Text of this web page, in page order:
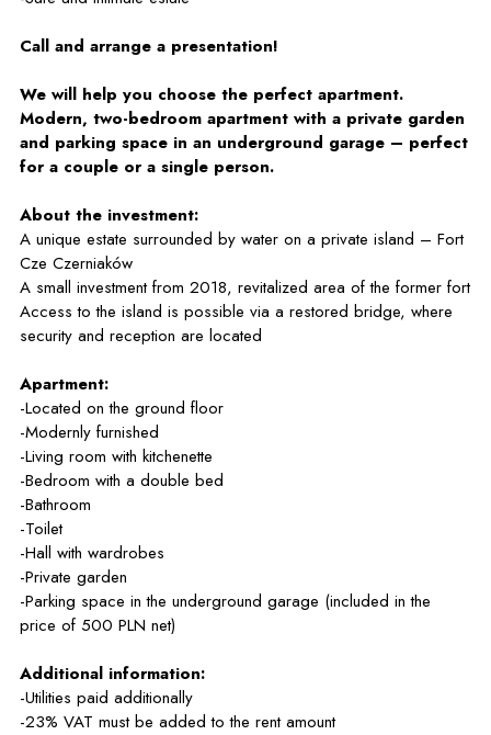
Call and arrange a presentation!
We will help you choose the perfect apartment.
Modern, two-bedroom apartment with a private garden
and parking space in an underground garage – perfect
for a couple or a single person.
About the investment:
A unique estate surrounded by water on a private island – Fort
Cze Czerniaków
A small investment from 2018, revitalized area of the former fort
Access to the island is possible via a restored bridge, where
security and reception are located
Apartment:
-Located on the ground floor
-Modernly furnished
-Living room with kitchenette
-Bedroom with a double bed
-Bathroom
-Toilet
-Hall with wardrobes
-Private garden
-Parking space in the underground garage (included in the
price of 500 PLN net)
Additional information:
-Utilities paid additionally
-23% VAT must be added to the rent amount